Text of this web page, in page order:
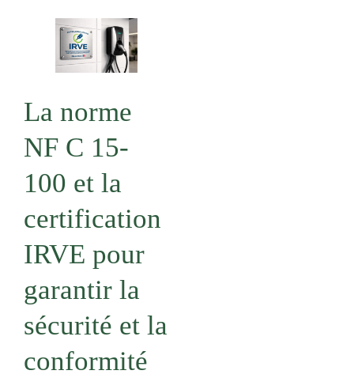
La norme
NF C 15-
100 et la
certification
IRVE pour
garantir la
sécurité et la
conformité